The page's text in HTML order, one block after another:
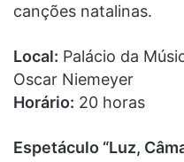
canções natalinas.
Local: Palácio da
Oscar Niemeyer
Horário: 20 horas
Espetáculo “Luz,